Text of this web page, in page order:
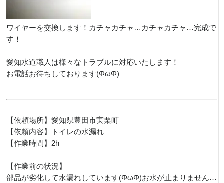
ワイヤーを交換します！カチャカチャ…カチャカチャ…完成で
す！
愛知水道職人は様々なトラブルに対応いたします！
お電話お待ちしております(ΦωΦ)
【依頼場所】愛知県豊田市実栗町
【依頼内容】トイレの水漏れ
【作業時間】2h
【作業前の状況】
部品が劣化して水漏れしています(ΦωΦ)お水が止まりません…